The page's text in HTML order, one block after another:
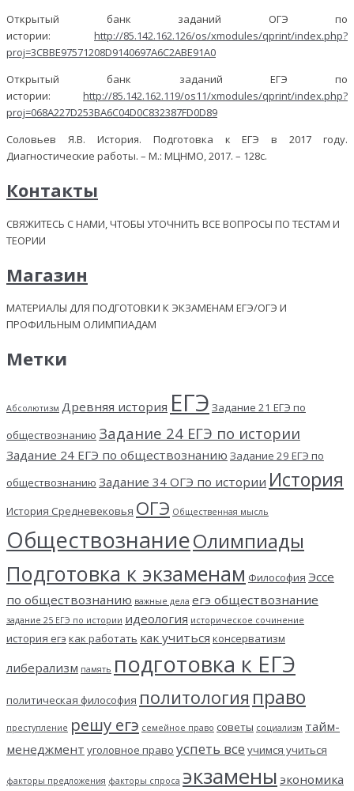
Открытый банк заданий ОГЭ по
истории: http://85.142.162.126/os/xmodules/qprint/index.php?
proj=3CBBE97571208D9140697A6C2ABE91A0
Открытый банк заданий ЕГЭ по
истории: http://85.142.162.119/os11/xmodules/qprint/index.php?
proj=068A227D253BA6C04D0C832387FD0D89
Соловьев Я.В. История. Подготовка к ЕГЭ в 2017 году.
Диагностические работы. – М.: МЦНМО, 2017. – 128с.
Контакты
СВЯЖИТЕСЬ С НАМИ, ЧТОБЫ УТОЧНИТЬ ВСЕ ВОПРОСЫ ПО ТЕСТАМ И
ТЕОРИИ
Магазин
МАТЕРИАЛЫ ДЛЯ ПОДГОТОВКИ К ЭКЗАМЕНАМ ЕГЭ/ОГЭ И
ПРОФИЛЬНЫМ ОЛИМПИАДАМ
Метки
Абсолютизм Древняя история ЕГЭ Задание 21 ЕГЭ по
обществознанию Задание 24 ЕГЭ по истории
Задание 24 ЕГЭ по обществознанию Задание 29 ЕГЭ по
обществознанию Задание 34 ОГЭ по истории История
История Средневековья ОГЭ Общественная мысль
ОбществознаниеОлимпиады
Подготовка к экзаменам Философия Эссе
по обществознанию важные дела егэ обществознание
задание 25 ЕГЭ по истории идеология историческое сочинение
история егэ как работать как учиться консерватизм
либерализм память подготовка к ЕГЭ
политическая философия политология право
преступление решу егэ семейное право советы социализм тайм-
менеджмент уголовное право успеть все учимся учиться
факторы предложения факторы спроса экзамены экономика